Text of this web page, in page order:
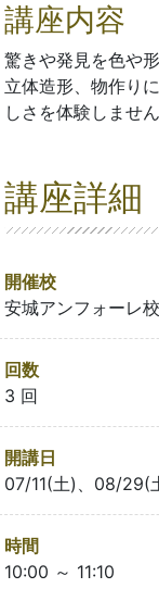
講座内容
驚きや発見を色や
立体造形、物作り
しさを体験しません
講座詳細
開催校
安城アンフォーレ校
回数
3 回
開講日
07/11(土)、08/29(
時間
10:00 ～ 11:10